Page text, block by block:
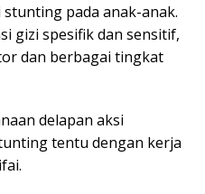
pada anak-anak.
gizi spesifik dan sensitif,
dan berbagai tingkat
delapan aksi
tentu dengan kerja